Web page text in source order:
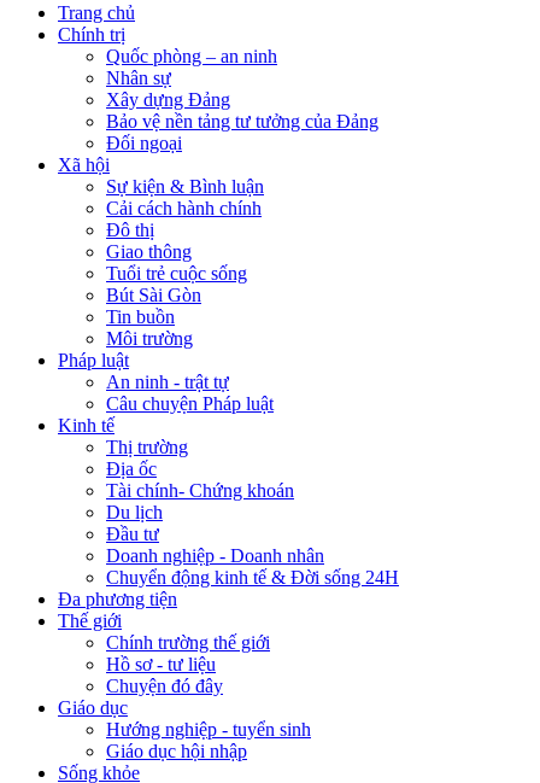
Trang chủ
Chính trị
Quốc phòng – an ninh
Nhân sự
Xây dựng Đảng
Bảo vệ nền tảng tư tưởng của Đảng
Đối ngoại
Xã hội
Sự kiện & Bình luận
Cải cách hành chính
Đô thị
Giao thông
Tuổi trẻ cuộc sống
Bút Sài Gòn
Tin buồn
Môi trường
Pháp luật
An ninh - trật tự
Câu chuyện Pháp luật
Kinh tế
Thị trường
Địa ốc
Tài chính- Chứng khoán
Du lịch
Đầu tư
Doanh nghiệp - Doanh nhân
Chuyển động kinh tế & Đời sống 24H
Đa phương tiện
Thế giới
Chính trường thế giới
Hồ sơ - tư liệu
Chuyện đó đây
Giáo dục
Hướng nghiệp - tuyển sinh
Giáo dục hội nhập
Sống khỏe